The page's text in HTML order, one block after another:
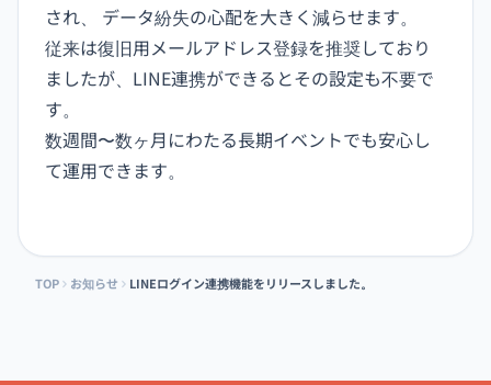
され、 データ紛失の心配を大きく減らせます。
従来は復旧用メールアドレス登録を推奨しており
ましたが、LINE連携ができるとその設定も不要で
す。
数週間〜数ヶ月にわたる長期イベントでも安心し
て運用できます。
TOP お知らせ LINEログイン連携機能をリリースしました。